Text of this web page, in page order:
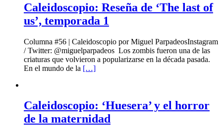
Caleidoscopio: Reseña de ‘The last of
us’, temporada 1
Columna #56 | Caleidoscopio por Miguel ParpadeosInstagram
/ Twitter: @miguelparpadeos Los zombis fueron una de las
criaturas que volvieron a popularizarse en la década pasada.
En el mundo de la […]
Caleidoscopio: ‘Huesera’ y el horror
de la maternidad